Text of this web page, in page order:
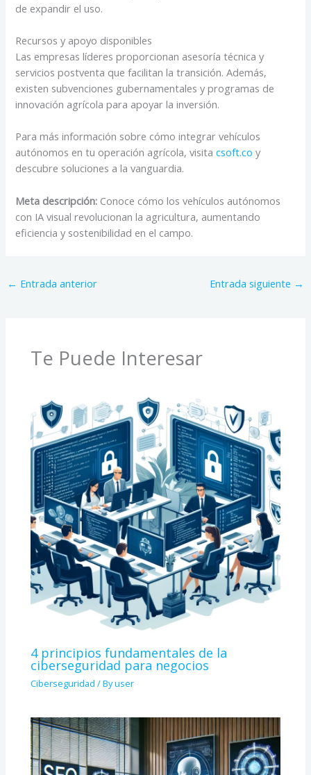
de expandir el uso.
Recursos y apoyo disponibles
Las empresas líderes proporcionan asesoría técnica y
servicios postventa que facilitan la transición. Además,
existen subvenciones gubernamentales y programas de
innovación agrícola para apoyar la inversión.
Para más información sobre cómo integrar vehículos
autónomos en tu operación agrícola, visitacsoft.co y
descubre soluciones a la vanguardia.
Meta descripción: Conoce cómo los vehículos autónomos
con IA visual revolucionan la agricultura, aumentando
eficiencia y sostenibilidad en el campo.
← Entrada anterior Entrada siguiente →
Te Puede Interesar
4 principios fundamentales de la
ciberseguridad para negocios
Ciberseguridad / Byuser